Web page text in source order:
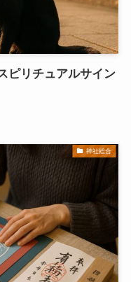
ピリチュアルサイン
神社総合